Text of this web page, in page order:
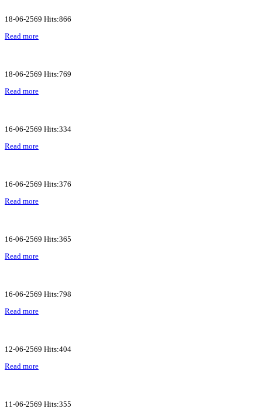
18-06-2569 Hits:866
Read more
18-06-2569 Hits:769
Read more
16-06-2569 Hits:334
Read more
16-06-2569 Hits:376
Read more
16-06-2569 Hits:365
Read more
16-06-2569 Hits:798
Read more
12-06-2569 Hits:404
Read more
11-06-2569 Hits:355